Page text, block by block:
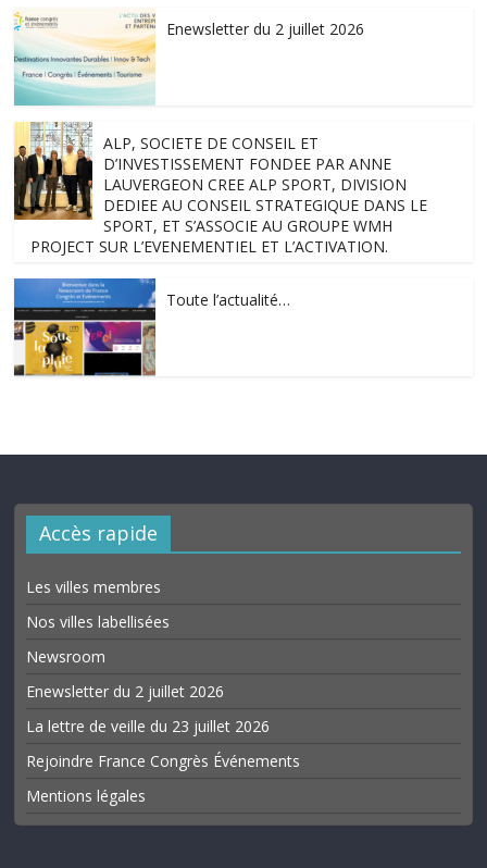
Enewsletter du 2 juillet 2026
ALP, SOCIETE DE CONSEIL ET
D’INVESTISSEMENT FONDEE PAR ANNE
LAUVERGEON CREE ALP SPORT, DIVISION
DEDIEE AU CONSEIL STRATEGIQUE DANS LE
SPORT, ET S’ASSOCIE AU GROUPE WMH
PROJECT SUR L’EVENEMENTIEL ET L’ACTIVATION.
Toute l’actualité…
Accès rapide
Les villes membres
Nos villes labellisées
Newsroom
Enewsletter du 2 juillet 2026
La lettre de veille du 23 juillet 2026
Rejoindre France Congrès Événements
Mentions légales